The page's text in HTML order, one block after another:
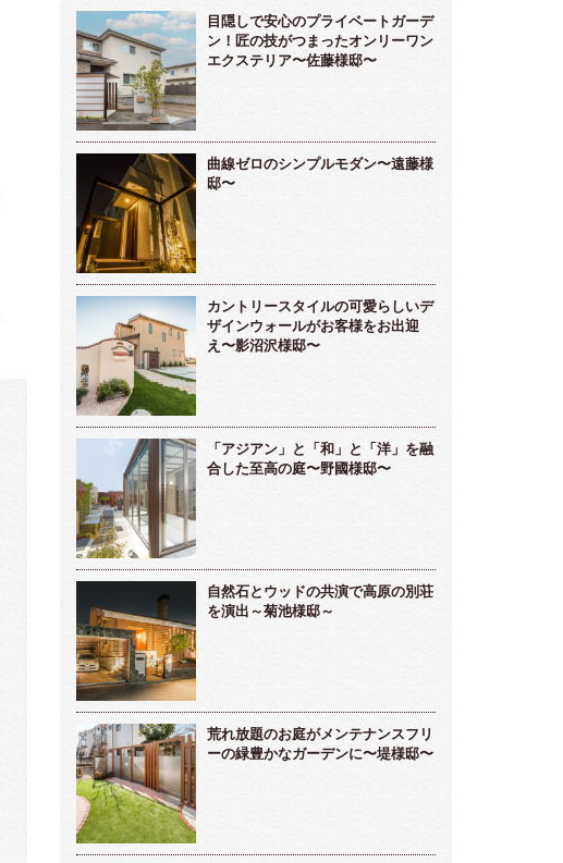
目隠しで安心のプライベートガーデ
ン！匠の技がつまったオンリーワン
エクステリア〜佐藤様邸〜
曲線ゼロのシンプルモダン〜遠藤様
邸〜
カントリースタイルの可愛らしいデ
ザインウォールがお客様をお出迎
え〜影沼沢様邸〜
「アジアン」と「和」と「洋」を融
合した至高の庭〜野國様邸〜
自然石とウッドの共演で高原の別荘
を演出～菊池様邸～
荒れ放題のお庭がメンテナンスフリ
ーの緑豊かなガーデンに〜堤様邸〜